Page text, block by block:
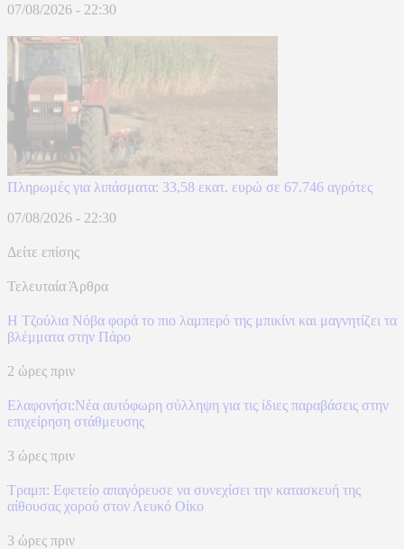
07/08/2026 - 22:30
Πληρωμές για λιπάσματα: 33,58 εκατ. ευρώ σε 67.746 αγρότες
07/08/2026 - 22:30
Δείτε επίσης
Τελευταία Άρθρα
Η Τζούλια Νόβα φορά το πιο λαμπερό της μπικίνι και μαγνητίζει τα
βλέμματα στην Πάρο
2 ώρες πριν
Ελαφονήσι:Νέα αυτόφωρη σύλληψη για τις ίδιες παραβάσεις στην
επιχείρηση στάθμευσης
3 ώρες πριν
Τραμπ: Εφετείο απαγόρευσε να συνεχίσει την κατασκευή της
αίθουσας χορού στον Λευκό Οίκο
3 ώρες πριν